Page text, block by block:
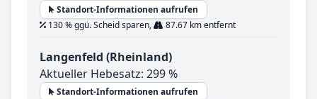
Standort-Informationen aufrufen
130 % ggü. Scheid sparen,
87.67 km entfernt
Langenfeld (Rheinland)
Aktueller Hebesatz: 299 %
Standort-Informationen aufrufen